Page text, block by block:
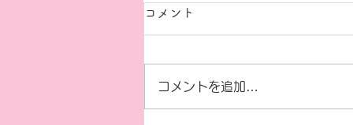
おとまり会🌸
コメント
コメントを追加…